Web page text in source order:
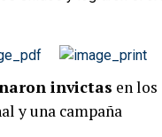
invictas en los
y una campaña